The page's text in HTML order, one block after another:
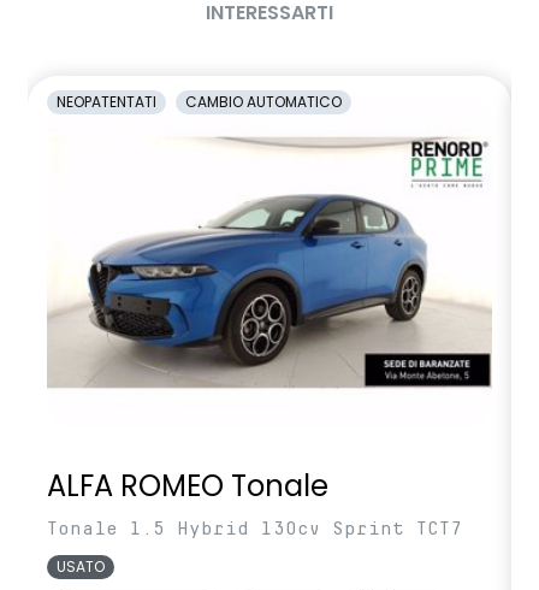
INTERESSARTI
NEOPATENTATI CAMBIO AUTOMATICO
ALFA ROMEO Tonale
Tonale 1.5 Hybrid 130cv Sprint TCT7
USATO